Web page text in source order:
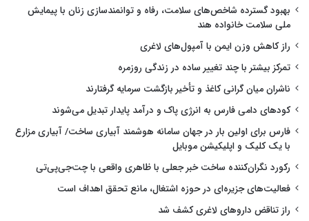
بهبود گسترده شاخص‌های سلامت، رفاه و توانمندسازی زنان با پیمایش
ملی سلامت خانواده هند
راز کاهش وزن ایمن با آمپول‌های لاغری
تمرکز بیشتر با چند تغییر ساده در زندگی روزمره
ناشران میان گرانی کاغذ و تأخیر بازگشت سرمایه گرفتارند
کودهای دامی فارس به انرژی پاک و درآمد پایدار تبدیل می‌شوند
فارس برای اولین بار در جهان سامانه هوشمند آبیاری ساخت/ آبیاری مزارع
با یک کلیک و اپلیکیشن موبایل
رکورد نگران‌کننده ساخت خبر جعلی با ظاهری واقعی با چت‌جی‌پی‌تی
فعالیت‌های جزیره‌ای در حوزه اشتغال، مانع تحقق اهداف است
راز تناقض داروهای لاغری کشف شد